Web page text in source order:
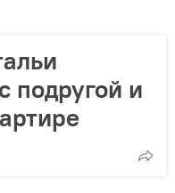
подругой и